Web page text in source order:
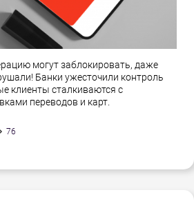
могут заблокировать, даже
Банки ужесточили контроль
клиенты сталкиваются с
переводов и карт.
76